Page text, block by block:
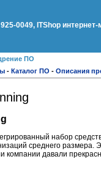
0049, ITShop
ПО
- Каталог ПО - Описания
набор
среднего размера.
компании давали